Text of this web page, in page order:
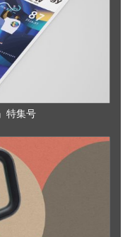
特集号